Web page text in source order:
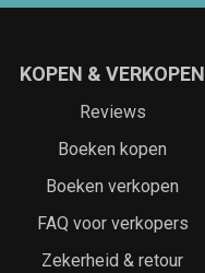
KOPEN & VERKOPEN
Reviews
Boeken kopen
Boeken verkopen
FAQ voor verkopers
Zekerheid & retour